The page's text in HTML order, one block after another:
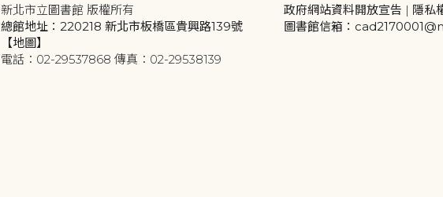
新北市立圖書館 版權所有
總館地址：220218 新北市板橋區貴興路139號
【地圖】
電話：02-29537868 傳真：02-29538139
政府網站資料開放宣告 | 隱私
圖書館信箱：